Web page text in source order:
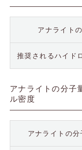
アナライト
推奨されるハイド
アナライトの分子
ル密度
アナライトの